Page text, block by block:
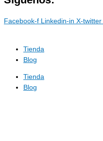
Facebook-f Linkedin-in X-twitter
Tienda
Blog
Tienda
Blog